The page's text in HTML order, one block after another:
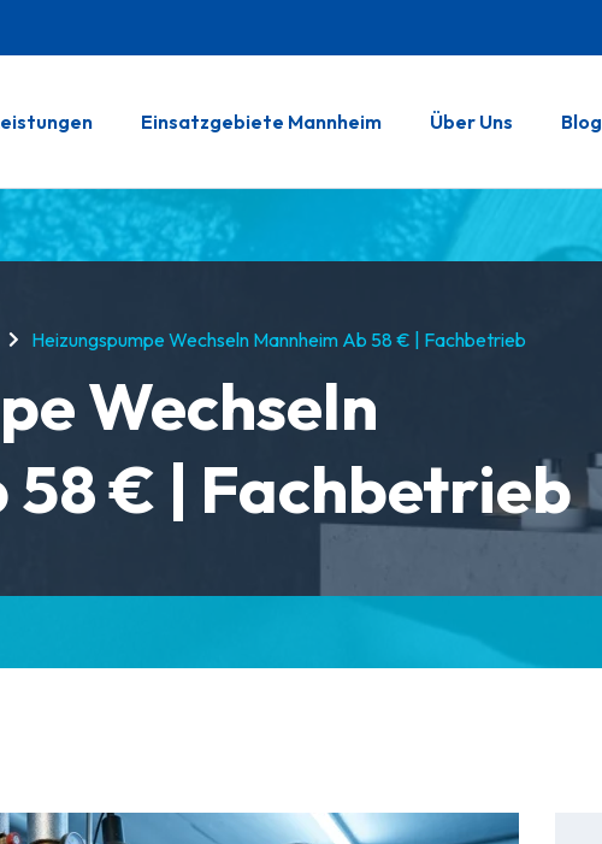
Einsatzgebiete Mannheim Über Uns Blog
Heizungspumpe Wechseln Mannheim Ab 58 € | Fachbetrieb
Wechseln
58 € | Fachbetrieb